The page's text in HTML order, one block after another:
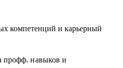
желающим выйти на
вырасти до главбуха.
компетенций и карьерный
профф. навыков и